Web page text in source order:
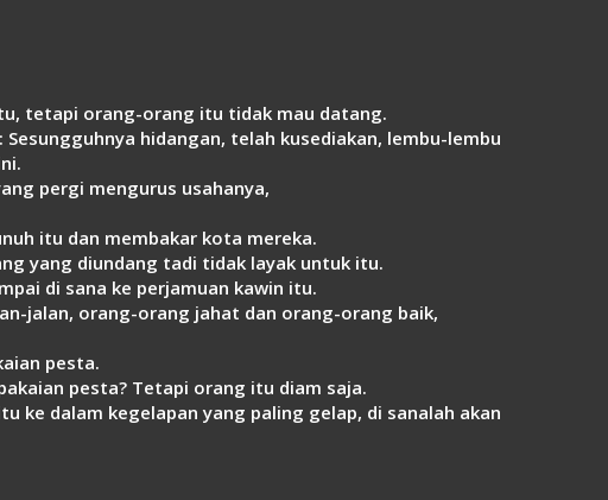
tetapi orang-orang itu tidak mau datang.
hidangan, telah kusediakan, lembu-lembu
pergi mengurus usahanya,
itu dan membakar kota mereka.
yang diundang tadi tidak layak untuk itu.
di sana ke perjamuan kawin itu.
jalan, orang-orang jahat dan orang-orang baik,
pesta.
pesta? Tetapi orang itu diam saja.
ke dalam kegelapan yang paling gelap, di sanalah akan